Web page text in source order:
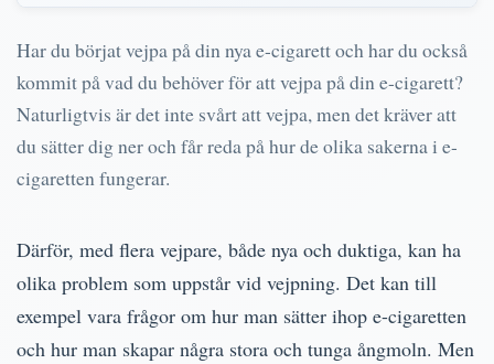
Vad gör jag med en het e-cigarett?
Hur man vejpar ordentligt
Hur många sug motsvarar en hel cigarett?
Använd knappen på din e-cigarett korrekt
Har du börjat vejpa på din nya e-cigarett och har du också
kommit på vad du behöver för att vejpa på din e-cigarett?
Naturligtvis är det inte svårt att vejpa, men det kräver att
du sätter dig ner och får reda på hur de olika sakerna i e-
cigaretten fungerar.
Därför, med flera vejpare, både nya och duktiga, kan ha
olika problem som uppstår vid vejpning. Det kan till
exempel vara frågor om hur man sätter ihop e-cigaretten
och hur man skapar några stora och tunga ångmoln. Men